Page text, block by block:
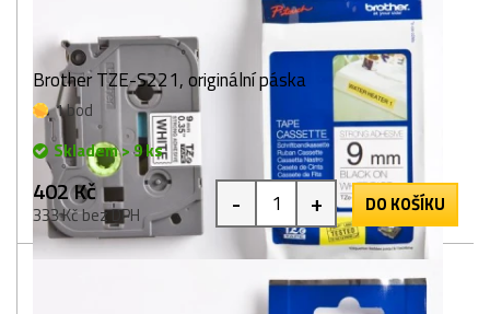
Brother TZE-S221, originální páska
1 bod
Skladem > 9 ks
402 Kč
333 Kč bez DPH - + DO KOŠÍKU